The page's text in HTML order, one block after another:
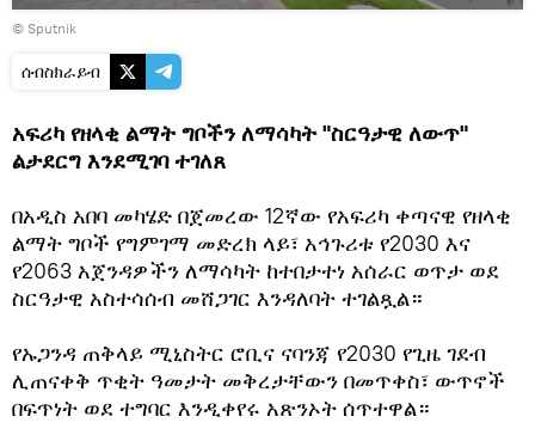
© Sputnik
ሰብስክራይብ
አፍሪካ የዘላቂ ልማት ግቦችን ለማሳካት "ስርዓታዊ ለውጥ"
ልታደርግ እንደሚገባ ተገለጸ
በአዲስ አበባ መካሄድ በጀመረው 12ኛው የአፍሪካ ቀጣናዊ የዘላቂ
ልማት ግቦች የግምገማ መድረክ ላይ፣ አኅጉሪቱ የ2030 እና
የ2063 አጀንዳዎችን ለማሳካት ከተበታተነ አሰራር ወጥታ ወደ
ስርዓታዊ አስተሳሰብ መሸጋገር እንዳለባት ተገልጿል።
የኡጋንዳ ጠቅላይ ሚኒስትር ሮቢና ናባንጃ የ2030 የጊዜ ገደብ
ሊጠናቀቅ ጥቂት ዓመታት መቅረታቸውን በመጥቀስ፣ ውጥኖች
በፍጥነት ወደ ተግባር እንዲቀየሩ አጽንኦት ሰጥተዋል።